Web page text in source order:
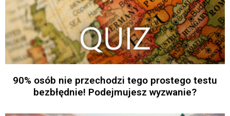
90% osób nie przechodzi tego prostego testu
bezbłędnie! Podejmujesz wyzwanie?